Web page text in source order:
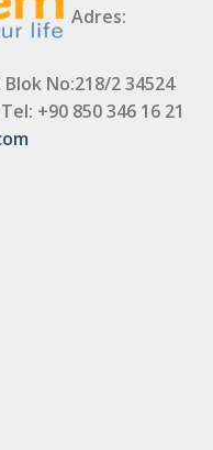
Adres:
No:218/2 34524
Tel: +90 850 346 16 21